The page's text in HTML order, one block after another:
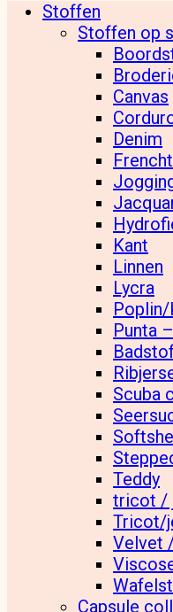
Stoffen
Stoffen op
Canvas
Denim
Kant
Linnen
Lycra
Punta
Scuba
Teddy
tricot /
Tricot/
Velvet
Capsule